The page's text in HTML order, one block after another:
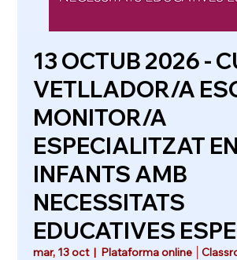
13 OCTUB 2026 -
VETLLADOR/A
MONITOR/A
ESPECIALITZAT EN
INFANTS AMB
NECESSITATS
EDUCATIVES
mar, 13 oct
  |
Plataforma online